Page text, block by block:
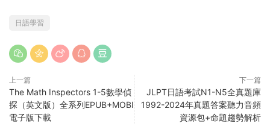
日語學習
上一篇
The Math Inspectors 1-5數學偵
探（英文版）全系列EPUB+MOBI
電子版下載
下一篇
JLPT日語考試N1-N5全真題庫
1992-2024年真題答案聽力音頻
資源包+命題趨勢解析